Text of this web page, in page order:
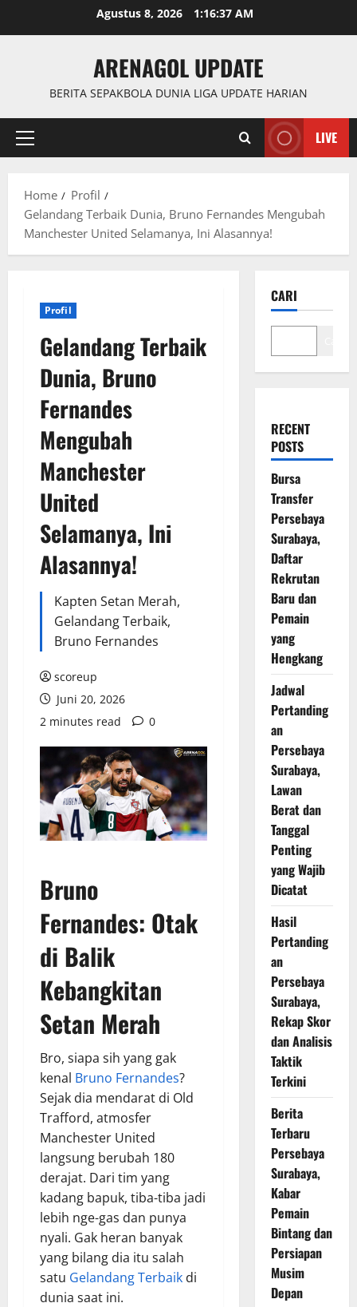
Agustus 8, 2026 1:16:38 AM
ARENAGOL UPDATE
BERITA SEPAKBOLA DUNIA LIGA UPDATE HARIAN
Primary
LIVE
Home
Profil
Gelandang Terbaik Dunia, Bruno Fernandes Mengubah
Manchester United Selamanya, Ini Alasannya!
Profil
Gelandang Terbaik
Dunia, Bruno
Fernandes
Mengubah
Manchester
United
Selamanya, Ini
Alasannya!
Kapten Setan Merah,
Gelandang Terbaik,
Bruno Fernandes
scoreup
Juni 20, 2026
2 minutes read
0
Bruno
Fernandes: Otak
di Balik
Kebangkitan
Setan Merah
Bro, siapa sih yang gak
kenal Bruno Fernandes?
Sejak dia mendarat di Old
Trafford, atmosfer
Manchester United
langsung berubah 180
derajat. Dari tim yang
kadang bapuk, tiba-tiba jadi
lebih nge-gas dan punya
nyali. Gak heran banyak
yang bilang dia itu salah
satu Gelandang Terbaik di
dunia saat ini.
CARI
RECENT
POSTS
Bursa
Transfer
Persebaya
Surabaya,
Daftar
Rekrutan
Baru dan
Pemain
yang
Hengkang
Jadwal
Pertanding
an
Persebaya
Surabaya,
Lawan
Berat dan
Tanggal
Penting
yang Wajib
Dicatat
Hasil
Pertanding
an
Persebaya
Surabaya,
Rekap Skor
dan Analisis
Taktik
Terkini
Berita
Terbaru
Persebaya
Surabaya,
Kabar
Pemain
Bintang dan
Persiapan
Musim
Depan